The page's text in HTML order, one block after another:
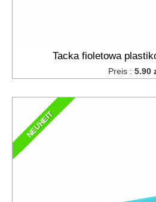
Tacka fioletowa
Preis : 5.90
NEUHEIT